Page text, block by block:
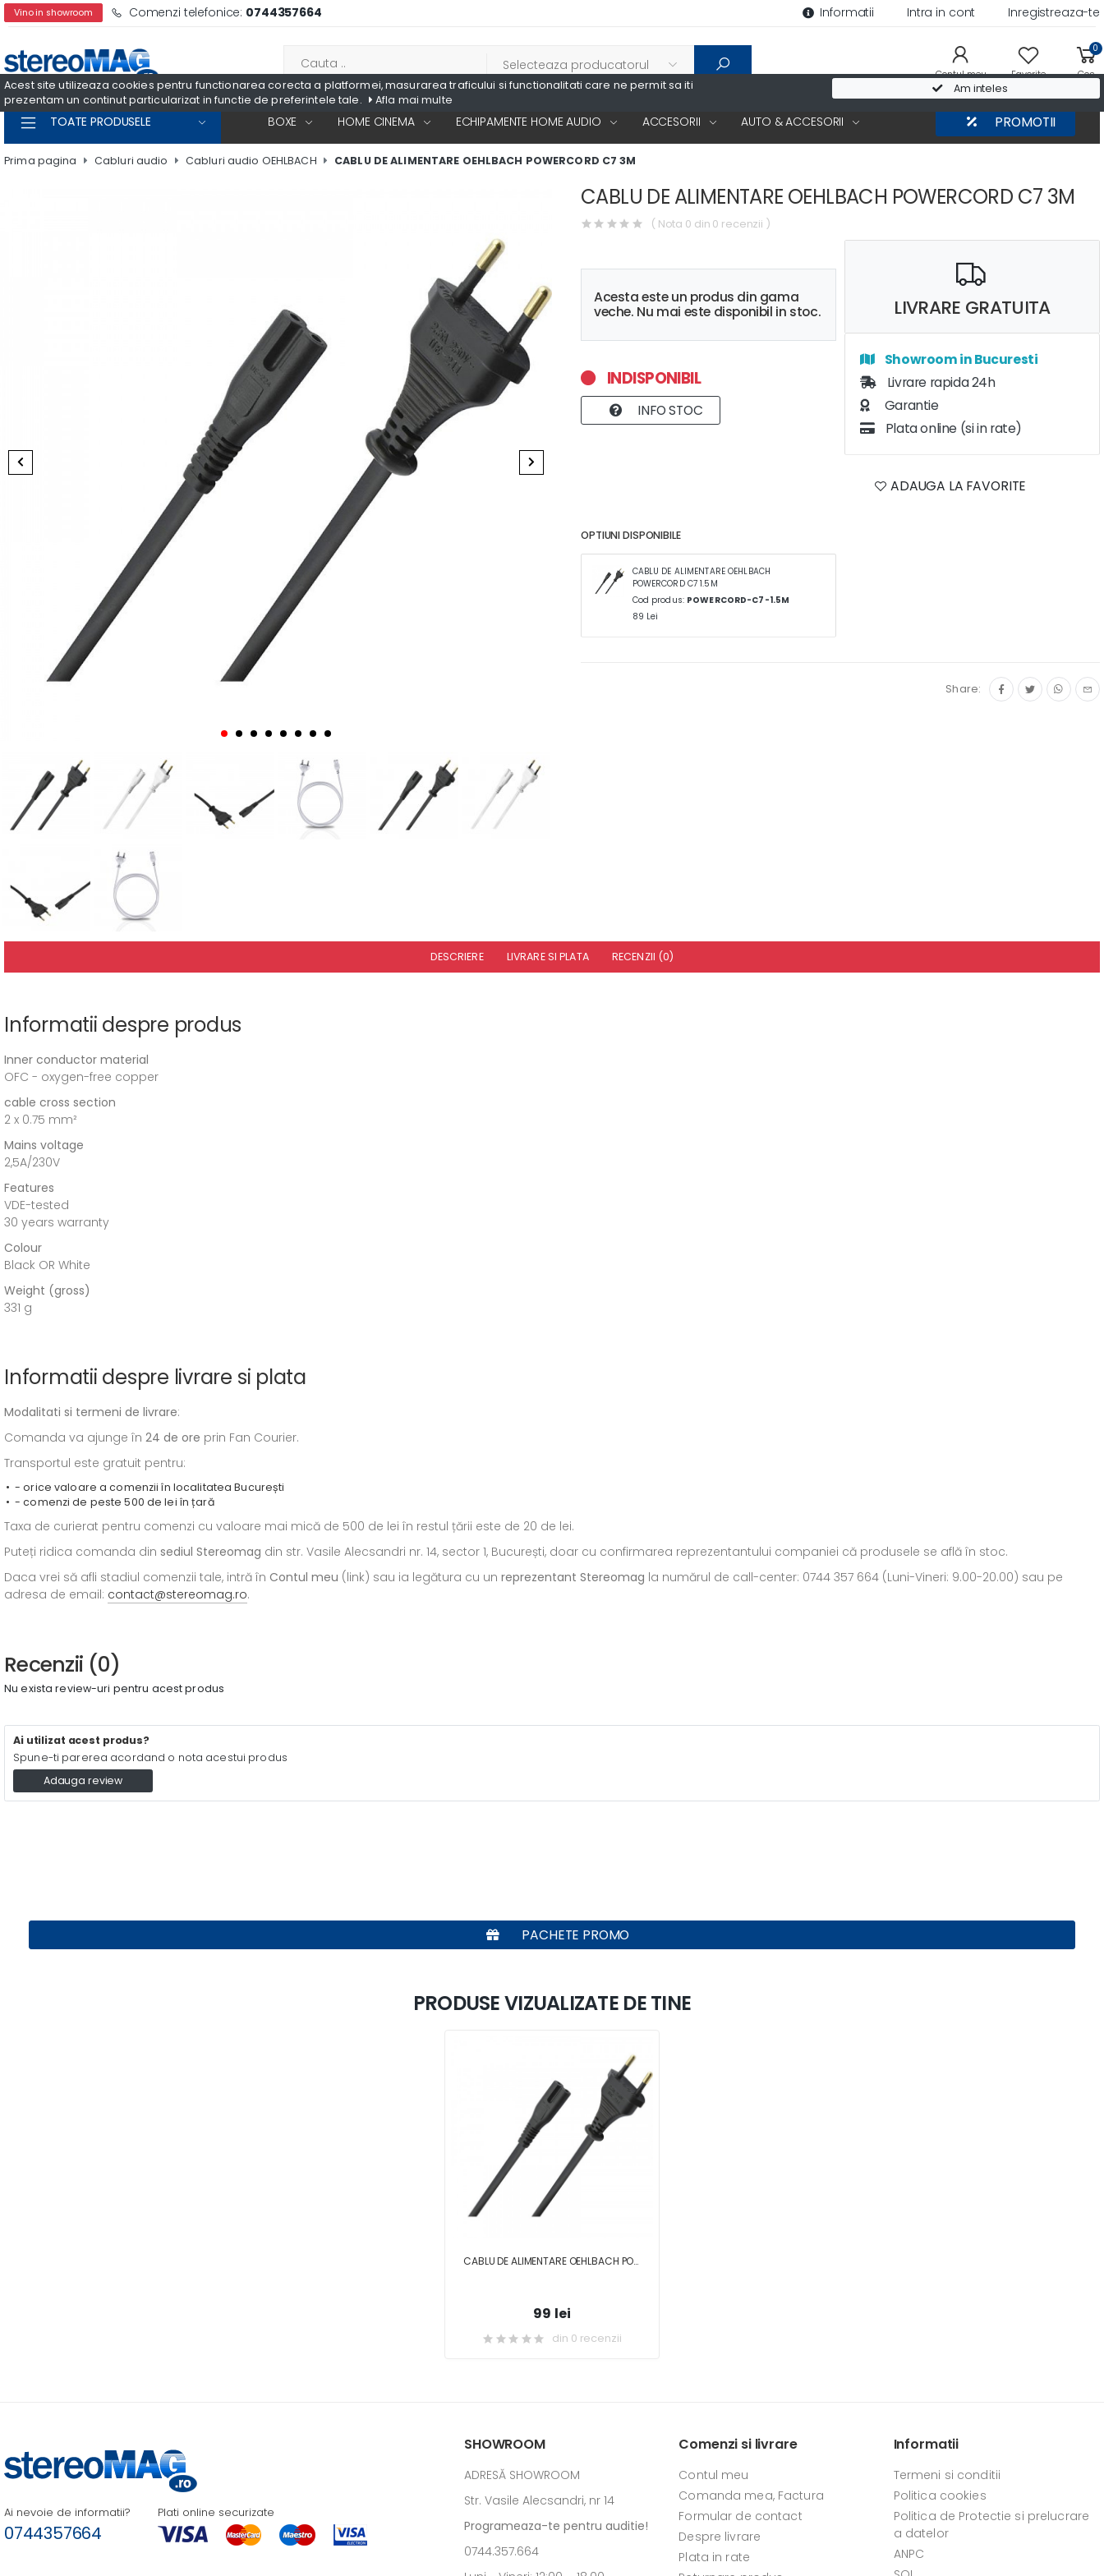
Acest site utilizeaza cookies pentru functionarea corecta a platformei, masurarea traficului si functionalitati care ne permit sa iti
prezentam un continut particularizat in functie de preferintele tale.
Afla mai multe
Am inteles
Vino in showroom Comenzi telefonice: 0744357664 Informatii Intra in cont Inregistreaza-te
Contul meu Favorite
0
Cos
TOATE PRODUSELE BOXE HOME CINEMA ECHIPAMENTE HOME AUDIO ACCESORII AUTO & ACCESORII PROMOTII
Prima pagina Cabluri audio Cabluri audio OEHLBACH CABLU DE ALIMENTARE OEHLBACH POWERCORD C7 3M
CABLU DE ALIMENTARE OEHLBACH POWERCORD C7 3M
( Nota 0 din 0 recenzii )
Acesta este un produs din gama
veche. Nu mai este disponibil in stoc.
INDISPONIBIL
INFO STOC
LIVRARE GRATUITA
Showroom in Bucuresti
Livrare rapida 24h
Garantie
Plata online (si in rate)
ADAUGA LA FAVORITE
OPTIUNI DISPONIBILE
CABLU DE ALIMENTARE OEHLBACH
POWERCORD C7 1.5M
Cod produs: POWERCORD-C7-1.5M
89 Lei
Share:
DESCRIERE LIVRARE SI PLATA RECENZII (0)
Informatii despre produs
Inner conductor material
OFC - oxygen-free copper
cable cross section
2 x 0.75 mm²
Mains voltage
2,5A/230V
Features
VDE-tested
30 years warranty
Colour
Black OR White
Weight (gross)
331 g
Informatii despre livrare si plata
Modalitati si termeni de livrare:
Comanda va ajunge în 24 de ore prin Fan Courier.
Transportul este gratuit pentru:
- orice valoare a comenzii în localitatea București
- comenzi de peste 500 de lei în țară
Taxa de curierat pentru comenzi cu valoare mai mică de 500 de lei în restul țării este de 20 de lei.
Puteți ridica comanda din sediul Stereomag din str. Vasile Alecsandri nr. 14, sector 1, București, doar cu confirmarea reprezentantului companiei că produsele se află în stoc.
Daca vrei să afli stadiul comenzii tale, intră în Contul meu (link) sau ia legătura cu un reprezentant Stereomag la numărul de call-center: 0744 357 664 (Luni-Vineri: 9.00-20.00) sau pe
adresa de email: contact@stereomag.ro.
Recenzii (0)
Nu exista review-uri pentru acest produs
Ai utilizat acest produs?
Spune-ti parerea acordand o nota acestui produs
Adauga review
PACHETE PROMO
PRODUSE VIZUALIZATE DE TINE
CABLU DE ALIMENTARE OEHLBACH POWERCORD C7 3M
99 lei
din 0 recenzii
Ai nevoie de informatii?
0744357664
Plati online securizate
SHOWROOM
ADRESĂ SHOWROOM
Str. Vasile Alecsandri, nr 14
Programeaza-te pentru auditie!
0744.357.664
Comenzi si livrare
Contul meu
Comanda mea, Factura
Formular de contact
Despre livrare
Plata in rate
Informatii
Termeni si conditii
Politica cookies
Politica de Protectie si prelucrare
a datelor
ANPC